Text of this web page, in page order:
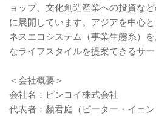
ョップ、文化創造産業への投資な
に展開しています。アジアを中心
ネスエコシステム（事業生態系）
なライフスタイルを提案できるサー
＜会社概要＞
会社名：ピンコイ株式会社
代表者：顏君庭（ピーター・イェン